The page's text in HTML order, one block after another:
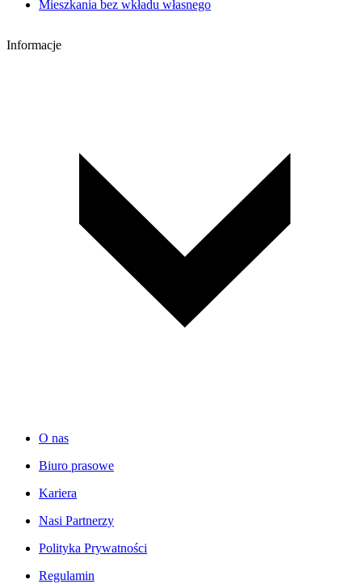
Mieszkania bez wkładu własnego
Informacje
O nas
Biuro prasowe
Kariera
Nasi Partnerzy
Polityka Prywatności
Regulamin